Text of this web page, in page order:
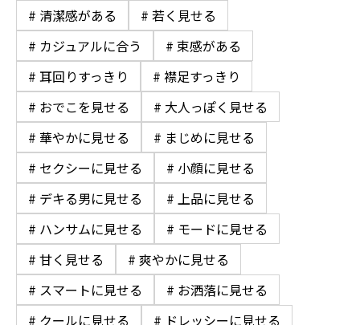
# 清潔感がある
# 若く見せる
# カジュアルに合う
# 束感がある
# 耳回りすっきり
# 襟足すっきり
# おでこを見せる
# 大人っぽく見せる
# 華やかに見せる
# まじめに見せる
# セクシーに見せる
# 小顔に見せる
# デキる男に見せる
# 上品に見せる
# ハンサムに見せる
# モードに見せる
# 甘く見せる
# 爽やかに見せる
# スマートに見せる
# お洒落に見せる
# クールに見せる
# ドレッシーに見せる